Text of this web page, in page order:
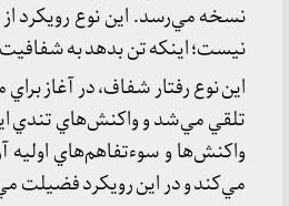
نسخه مي‌رسد. اين نوع رويكرد
نيست؛ اينكه تن بدهد به شفافيت
اين نوع رفتار شفاف، در آغاز
تلقي مي‌شد و واكنش‌هاي تندي
واكنش‌ها و سوءتفاهم‌هاي اوليه
مي‌كند و در اين رويكرد فضيلت